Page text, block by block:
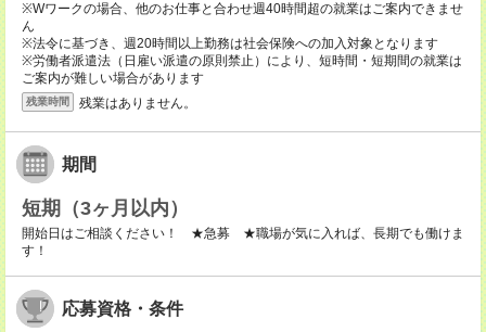
※Wワークの場合、他のお仕事と合わせ週40時間超の就業はご案内できませ
ん
※法令に基づき、週20時間以上勤務は社会保険への加入対象となります
※労働者派遣法（日雇い派遣の原則禁止）により、短時間・短期間の就業は
ご案内が難しい場合があります
残業時間 残業はありません。
期間
短期（3ヶ月以内）
開始日はご相談ください！ ★急募 ★職場が気に入れば、長期でも働けま
す！
応募資格・条件